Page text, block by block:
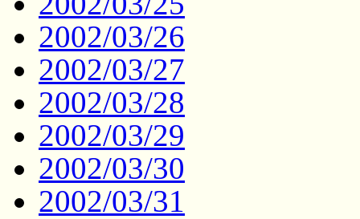
2002/03/26
2002/03/27
2002/03/28
2002/03/29
2002/03/30
2002/03/31